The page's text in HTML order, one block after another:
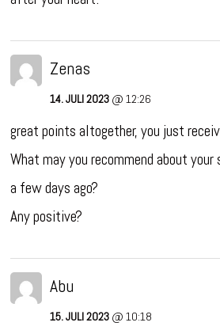
Zenas
14. JULI 2023 @ 12:26
great points altogether, you just
What may you recommend about
a few days ago?
Any positive?
Abu
15. JULI 2023 @ 10:18